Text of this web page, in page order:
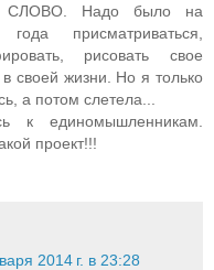
СЛОВО. Надо было на
присматриваться,
рисовать свое
своей жизни. Но я только
а потом слетела...
к единомышленникам.
проект!!!
2014 г. в 23:28